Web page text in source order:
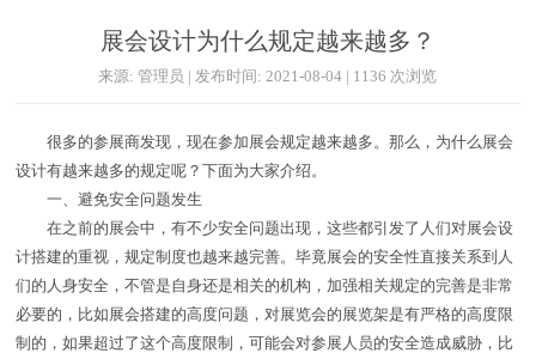
展会设计为什么规定越来越多？
来源: 管理员 | 发布时间: 2021-08-04 | 1136 次浏览
很多的参展商发现，现在参加展会规定越来越多。那么，为什么展会
设计有越来越多的规定呢？下面为大家介绍。
一、避免安全问题发生
在之前的展会中，有不少安全问题出现，这些都引发了人们对展会设
计搭建的重视，规定制度也越来越完善。毕竟展会的安全性直接关系到人
们的人身安全，不管是自身还是相关的机构，加强相关规定的完善是非常
必要的，比如展会搭建的高度问题，对展览会的展览架是有严格的高度限
制的，如果超过了这个高度限制，可能会对参展人员的安全造成威胁，比